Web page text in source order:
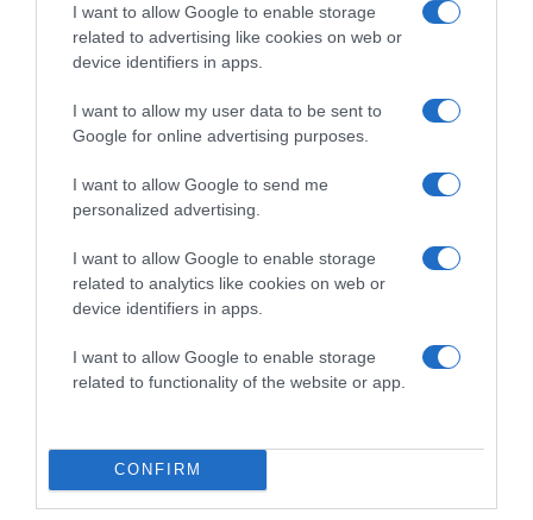
I want to allow Google to enable storage
related to advertising like cookies on web or
device identifiers in apps.
I want to allow my user data to be sent to
Google for online advertising purposes.
I want to allow Google to send me
personalized advertising.
I want to allow Google to enable storage
related to analytics like cookies on web or
device identifiers in apps.
I want to allow Google to enable storage
related to functionality of the website or app.
CONFIRM
2026-08-08.
meg a növényeidet